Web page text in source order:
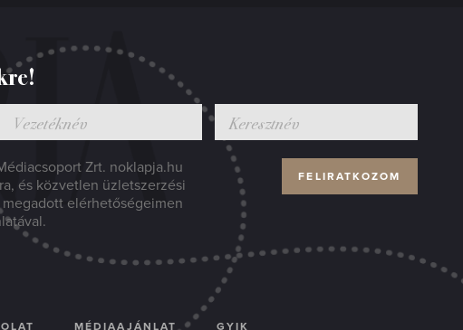
Zrt. noklapja.hu
és közvetlen üzletszerzési
elérhetőségeimen
MÉDIAAJÁNLAT GYIK